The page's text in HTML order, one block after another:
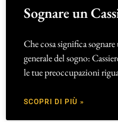
Sognare un
Che cosa significa
generale del sogno:
le tue preoccupazioni
SCOPRI DI PIÙ »